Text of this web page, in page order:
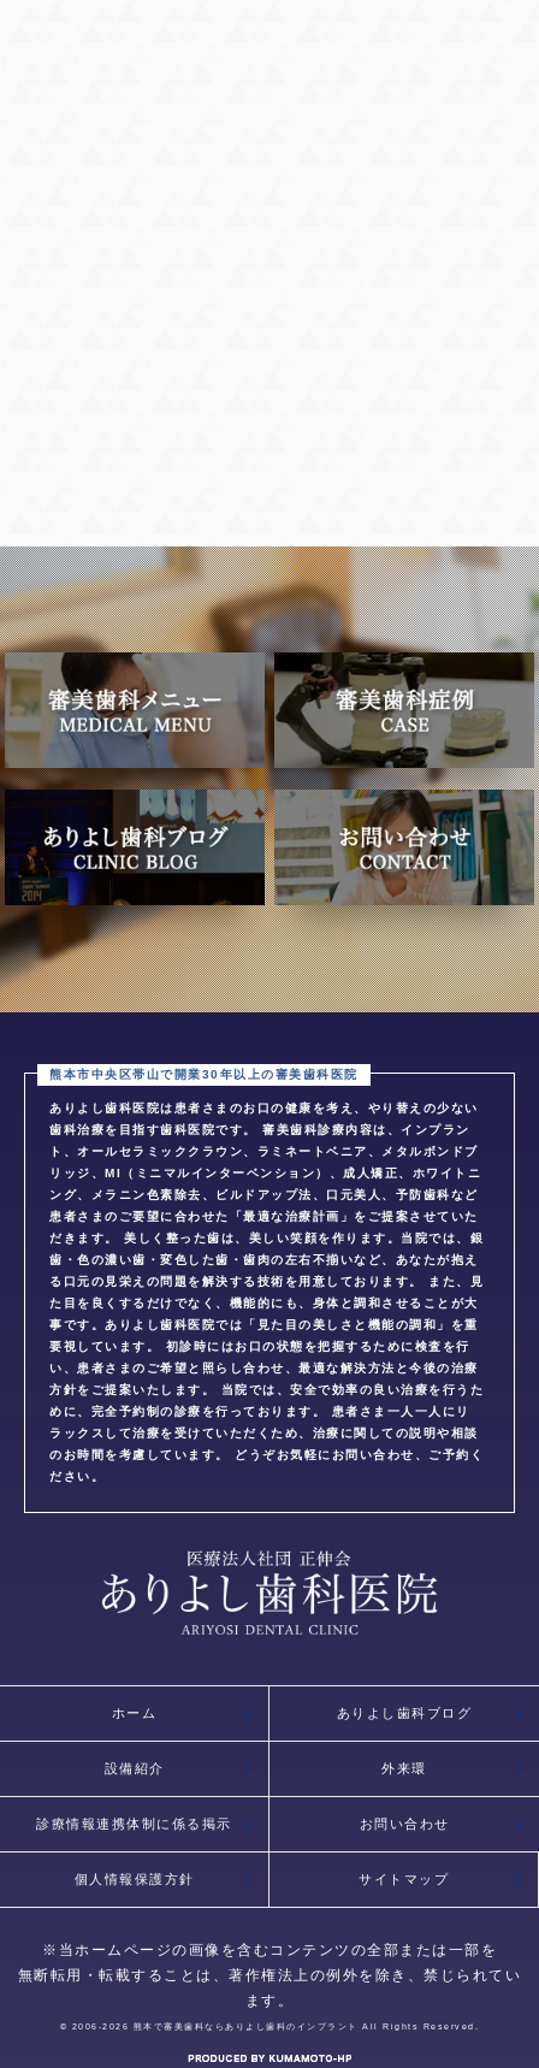
ありよし歯科医院は患者さまのお口の健康を考え、やり替えの少ない
歯科治療を目指す歯科医院です。 審美歯科診療内容は、インプラン
ト、オールセラミッククラウン、ラミネートベニア、メタルボンドブ
リッジ、MI（ミニマルインターベンション）、成人矯正、ホワイトニ
ング、メラニン色素除去、ビルドアップ法、口元美人、予防歯科など
患者さまのご要望に合わせた「最適な治療計画」をご提案させていた
だきます。 美しく整った歯は、美しい笑顔を作ります。当院では、銀
歯・色の濃い歯・変色した歯・歯肉の左右不揃いなど、あなたが抱え
る口元の見栄えの問題を解決する技術を用意しております。 また、見
た目を良くするだけでなく、機能的にも、身体と調和させることが大
事です。ありよし歯科医院では「見た目の美しさと機能の調和」を重
要視しています。 初診時にはお口の状態を把握するために検査を行
い、患者さまのご希望と照らし合わせ、最適な解決方法と今後の治療
方針をご提案いたします。 当院では、安全で効率の良い治療を行うた
めに、完全予約制の診療を行っております。 患者さま一人一人にリ
ラックスして治療を受けていただくため、治療に関しての説明や相談
のお時間を考慮しています。 どうぞお気軽にお問い合わせ、ご予約く
ださい。
ホーム ありよし歯科ブログ
設備紹介 外来環
診療情報連携体制に係る掲示 お問い合わせ
個人情報保護方針 サイトマップ
※当ホームページの画像を含むコンテンツの全部または一部を
無断転用・転載することは、著作権法上の例外を除き、禁じられてい
ます。
© 2006-2026 熊本で審美歯科ならありよし歯科のインプラント All Rights Reserved.